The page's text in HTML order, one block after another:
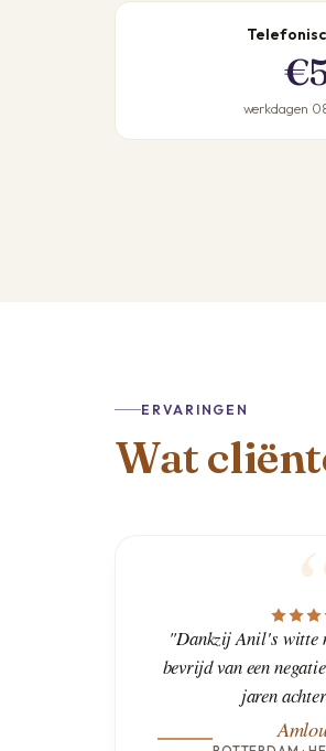
werkdagen
ERVARINGEN
Wat
"Dankzij Anil's witte
bevrijd van een
jaren